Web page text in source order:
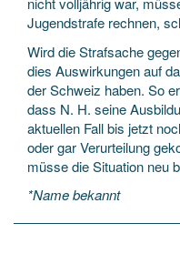
Jugendstrafe rechnen,
Wird die Strafsache
dies Auswirkungen auf
der Schweiz haben. So
dass N. H. seine
aktuellen Fall bis jetzt
oder gar Verurteilung
müsse die Situation neu
*Name bekannt